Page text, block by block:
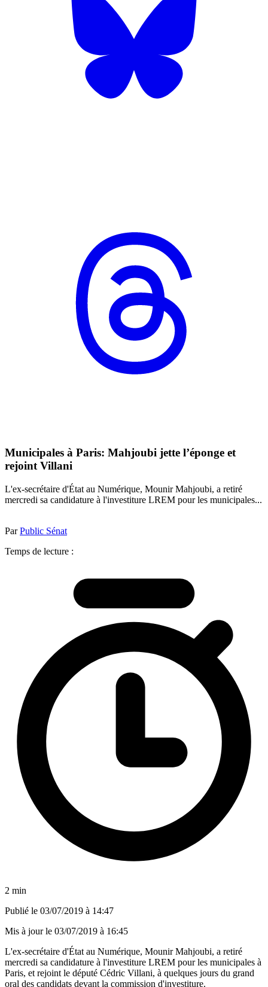
Municipales à Paris: Mahjoubi jette l’éponge et
rejoint Villani
L'ex-secrétaire d'État au Numérique, Mounir Mahjoubi, a retiré
mercredi sa candidature à l'investiture LREM pour les municipales...
ParPublic Sénat
Temps de lecture :
2 min
Publié le 03/07/2019 à 14:47
Mis à jour le 03/07/2019 à 16:45
L'ex-secrétaire d'État au Numérique, Mounir Mahjoubi, a retiré
mercredi sa candidature à l'investiture LREM pour les municipales à
Paris, et rejoint le député Cédric Villani, à quelques jours du grand
oral des candidats devant la commission d'investiture.